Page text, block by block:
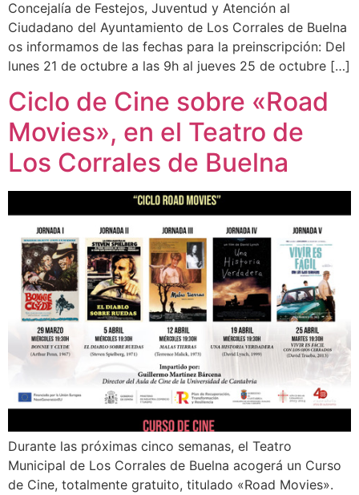
Concejalía de Festejos, Juventud y Atención al
Ciudadano del Ayuntamiento de Los Corrales de Buelna
os informamos de las fechas para la preinscripción: Del
lunes 21 de octubre a las 9h al jueves 25 de octubre […]
Ciclo de Cine sobre «Road
Movies», en el Teatro de
Los Corrales de Buelna
Durante las próximas cinco semanas, el Teatro
Municipal de Los Corrales de Buelna acogerá un Curso
de Cine, totalmente gratuito, titulado «Road Movies».